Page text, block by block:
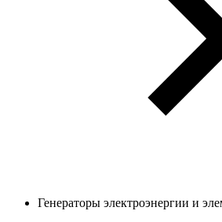
Генераторы электроэнергии и